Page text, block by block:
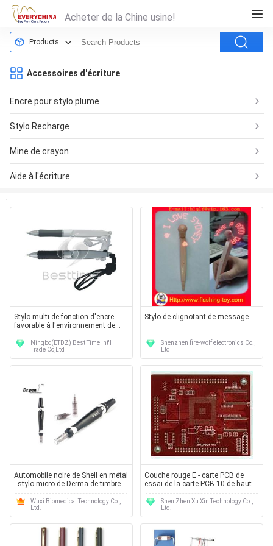
Acheter de la Chine usine!
Products
Accessoires d'écriture
Encre pour stylo plume
Stylo Recharge
Mine de crayon
Aide à l'écriture
Stylo multi de fonction d'encre
favorable à l'environnement de
haute résistance avec le tournevis
MT6011Ningbo(ETDZ) Best Time Int'l
Trade Co,Ltd
Stylo de clignotant de message
Shenzhen fire-wolf electronics Co.,
Ltd
Automobile noire de Shell en métal
- stylo micro de Derma de timbre
avec la cartouche médicale
Wuxi Biomedical Technology Co.,
Ltd.
Couche rouge E - carte PCB de
essai de la carte PCB 10 de haute
précision sans plomb
Shen Zhen Xu Xin Technology Co.,
Ltd.